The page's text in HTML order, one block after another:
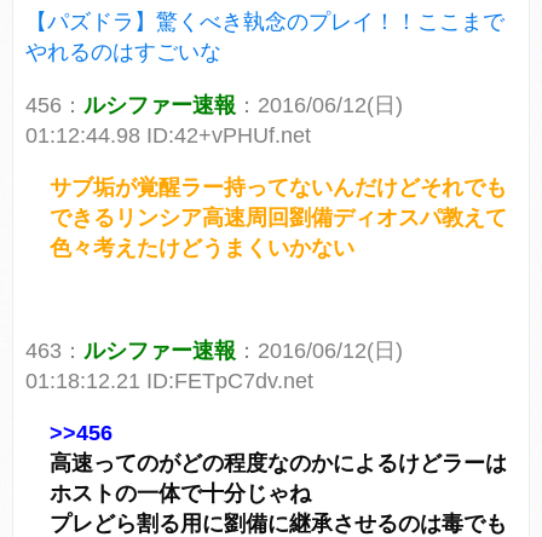
【パズドラ】驚くべき執念のプレイ！！ここまで
やれるのはすごいな
456： ルシファー速報 ：2016/06/12(日)
01:12:44.98 ID:42+vPHUf.net
サブ垢が覚醒ラー持ってないんだけどそれでも
できるリンシア高速周回劉備ディオスパ教えて
色々考えたけどうまくいかない
463： ルシファー速報 ：2016/06/12(日)
01:18:12.21 ID:FETpC7dv.net
>>456
高速ってのがどの程度なのかによるけどラーは
ホストの一体で十分じゃね
プレどら割る用に劉備に継承させるのは毒でも